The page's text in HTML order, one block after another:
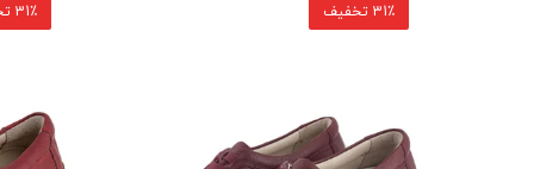
31٪ تخفیف 31٪ تخفیف